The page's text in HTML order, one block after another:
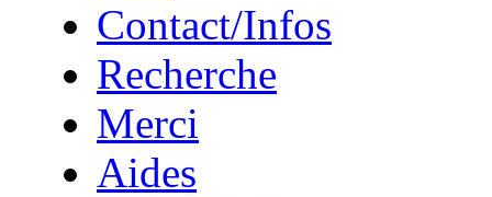
Contact/Infos
Recherche
Merci
Aides